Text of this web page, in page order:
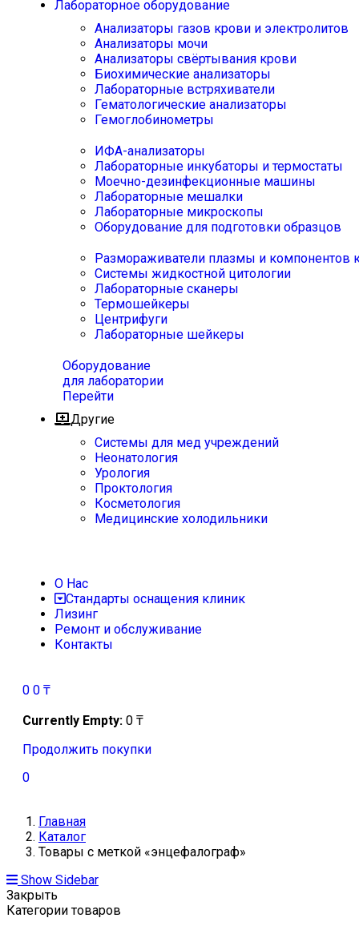
Лабораторное оборудование
Анализаторы газов крови и электролитов
Анализаторы мочи
Анализаторы свёртывания крови
Биохимические анализаторы
Лабораторные встряхиватели
Гематологические анализаторы
Гемоглобинометры
ИФА-анализаторы
Лабораторные инкубаторы и термостаты
Моечно-дезинфекционные машины
Лабораторные мешалки
Лабораторные микроскопы
Оборудование для подготовки образцов
Размораживатели плазмы и компонентов
Системы жидкостной цитологии
Лабораторные сканеры
Термошейкеры
Центрифуги
Лабораторные шейкеры
Оборудование
для лаборатории
Перейти
Другие
Системы для мед учреждений
Неонатология
Урология
Проктология
Косметология
Медицинские холодильники
О Нас
Стандарты оснащения клиник
Лизинг
Ремонт и обслуживание
Контакты
0 0 ₸
Currently Empty: 0 ₸
Продолжить покупки
0
Главная
Каталог
Товары с меткой «энцефалограф»
Show Sidebar
Закрыть
Категории товаров